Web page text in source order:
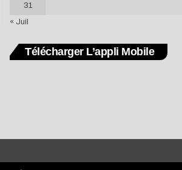
31
« Juil
Télécharger L’appli Mobile